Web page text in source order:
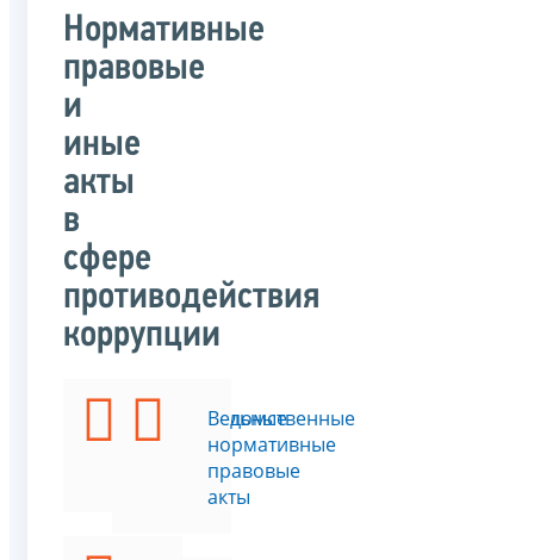
Нормативные
правовые
и
иные
акты
в
сфере
противодействия
коррупции
Федеральные
законы
Ведомственные
нормативные
правовые
акты